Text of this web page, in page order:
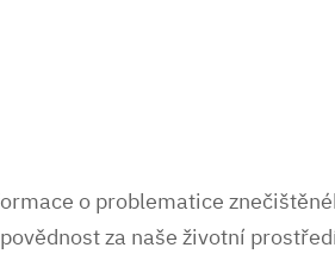
o problematice
za naše životní